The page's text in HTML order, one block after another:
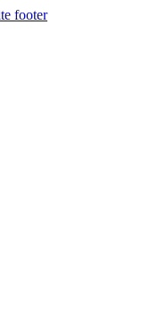
footer